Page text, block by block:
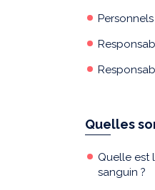
Quelles
Quelle est
sanguin ?